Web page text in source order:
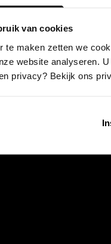
van cookies
te maken zetten we
website analyseren.
privacy? Bekijk ons